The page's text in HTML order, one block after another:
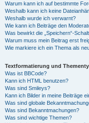
Warum kann ich auf bestimmte
Weshalb kann ich keine
Weshalb wurde ich verwarnt?
Wie kann ich Beiträge den
Was bewirkt die „Speichern“-
Warum muss mein Beitrag erst
Wie markiere ich ein Thema als
Textformatierung und
Was ist BBCode?
Kann ich HTML benutzen?
Was sind Smileys?
Kann ich Bilder in meine Beiträge
Was sind globale
Was sind Bekanntmachungen?
Was sind wichtige Themen?